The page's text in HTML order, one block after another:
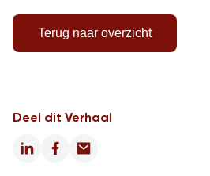
Terug naar overzicht
Deel dit Verhaal
LinkedInFacebook
Email